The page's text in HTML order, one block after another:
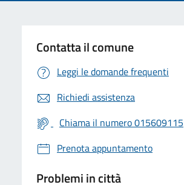
Contatta il comune
Leggi le domande frequenti
Richiedi assistenza
Chiama il numero 015609115
Prenota appuntamento
Problemi in città